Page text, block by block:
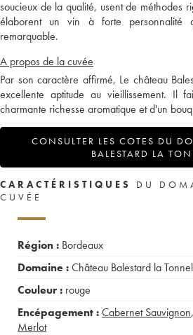
soucieux de la qualité, usent de méthodes
élaborent un vin à forte personnalité
remarquable.
A propos de la cuvée
Par son caractère affirmé, Le château
excellente aptitude au vieillissement. Il
charmante richesse aromatique et d'un
CONSULTER LES COTES DU
BALESTARD LA
CARACTÉRISTIQUES
DU
CUVÉE
Région : Bordeaux
Domaine :Château Balestard la
Couleur : rouge
Encépagement :Cabernet Sauvignon,
Merlot